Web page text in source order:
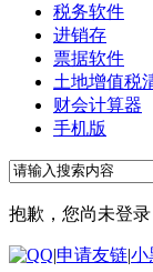
税务软件
进销存
票据软件
土地增值税
财会计算器
手机版
抱歉，您尚未登
|申请友链|小